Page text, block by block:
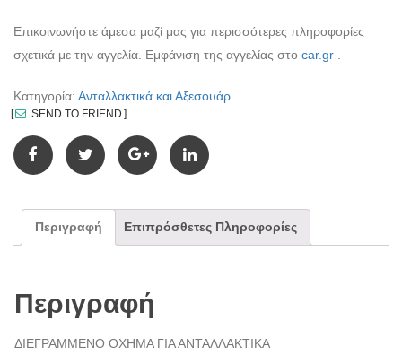
Επικοινωνήστε άμεσα μαζί μας για περισσότερες πληροφορίες
σχετικά με την αγγελία. Εμφάνιση της αγγελίας στο car.gr .
Κατηγορία: Ανταλλακτικά και Αξεσουάρ
SEND TO FRIEND
Περιγραφή Επιπρόσθετες Πληροφορίες
Περιγραφή
ΔΙΕΓΡΑΜΜΕΝΟ ΟΧΗΜΑ ΓΙΑ ΑΝΤΑΛΛΑΚΤΙΚΑ